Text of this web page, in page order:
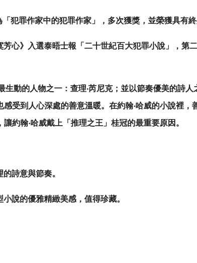
「犯罪作家中的犯罪作家」，多次獲獎，並榮獲具有
心》入選泰晤士報「二十世紀百大犯罪小說」，第
生動的人物之一：查理‧芮尼克；並以節奏優美的詩
受到人心深處的善意溫暖。在約翰‧哈威的小說裡
約翰‧哈威戴上「推理之王」桂冠的最重要原因。
詩意與節奏。
說的優雅精緻美感，值得珍藏。